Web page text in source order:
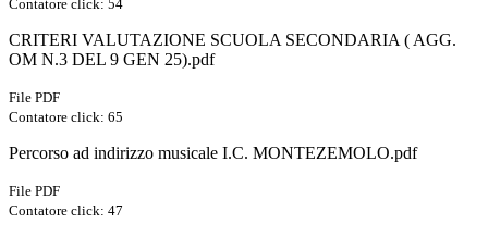
Contatore click: 54
CRITERI VALUTAZIONE SCUOLA SECONDARIA ( AGG.
OM N.3 DEL 9 GEN 25).pdf
File PDF
Contatore click: 65
Percorso ad indirizzo musicale I.C. MONTEZEMOLO.pdf
File PDF
Contatore click: 47